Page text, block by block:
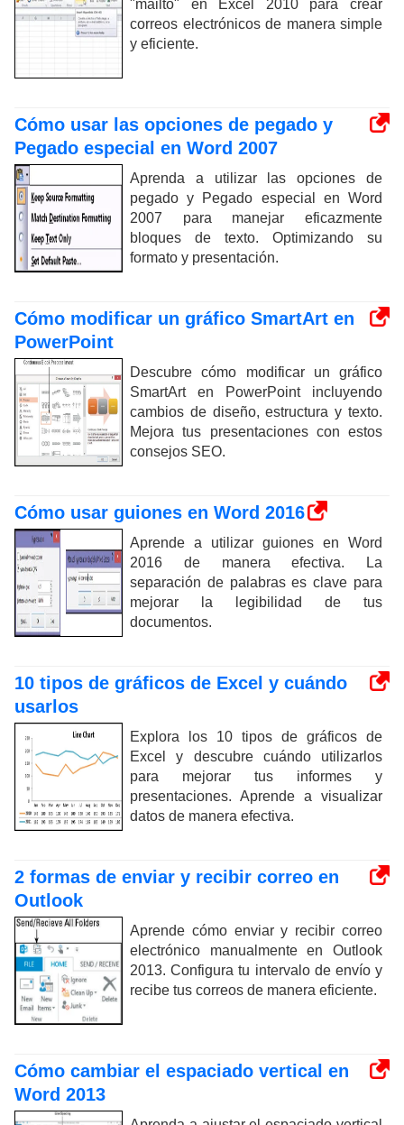
"mailto" en Excel 2010 para crear
correos electrónicos de manera simple
y eficiente.
Cómo usar las opciones de pegado y
Pegado especial en Word 2007
Aprenda a utilizar las opciones de
pegado y Pegado especial en Word
2007 para manejar eficazmente
bloques de texto. Optimizando su
formato y presentación.
Cómo modificar un gráfico SmartArt en
PowerPoint
Descubre cómo modificar un gráfico
SmartArt en PowerPoint incluyendo
cambios de diseño, estructura y texto.
Mejora tus presentaciones con estos
consejos SEO.
Cómo usar guiones en Word 2016
Aprende a utilizar guiones en Word
2016 de manera efectiva. La
separación de palabras es clave para
mejorar la legibilidad de tus
documentos.
10 tipos de gráficos de Excel y cuándo
usarlos
Explora los 10 tipos de gráficos de
Excel y descubre cuándo utilizarlos
para mejorar tus informes y
presentaciones. Aprende a visualizar
datos de manera efectiva.
2 formas de enviar y recibir correo en
Outlook
Aprende cómo enviar y recibir correo
electrónico manualmente en Outlook
2013. Configura tu intervalo de envío y
recibe tus correos de manera eficiente.
Cómo cambiar el espaciado vertical en
Word 2013